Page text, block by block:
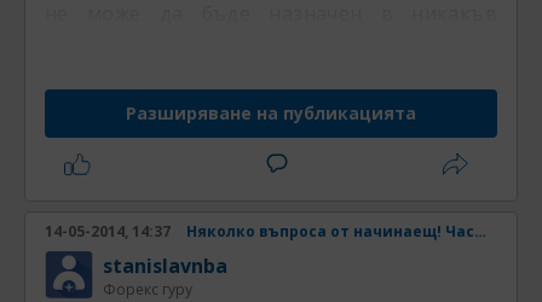
Разширяване на публикацията
14-05-2014, 14:37 Няколко въпроса от начинаещ! Част 2
stanislavnba
Форекс гуру